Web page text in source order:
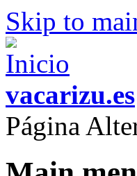
Skip to
vacarizu.es
Página